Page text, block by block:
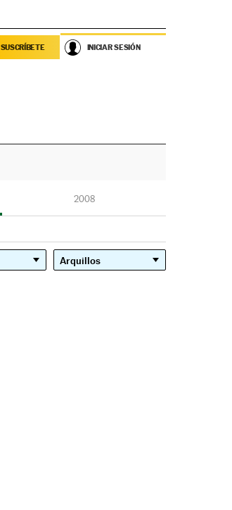
SUSCRÍBETE INICIAR SESIÓN
2008